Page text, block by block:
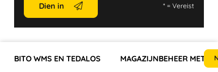
Dien in *= Vereist
BITO WMS EN TEDALOS MAGAZIJNBEHEER MET